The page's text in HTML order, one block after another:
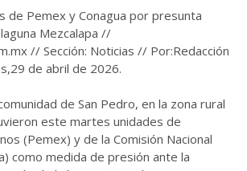
de Pemex y Conagua por presunta
Mezcalapa //
// Sección: Noticias // Por:Redacción
de abril de 2026.
de San Pedro, en la zona rural
este martes unidades de
(Pemex) y de la Comisión Nacional
como medida de presión ante la